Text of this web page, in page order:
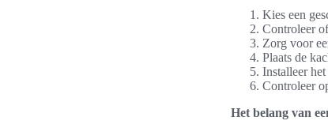
Kies een
Controleer
Zorg voor
Plaats de
Installeer
Controleer
Het belang van